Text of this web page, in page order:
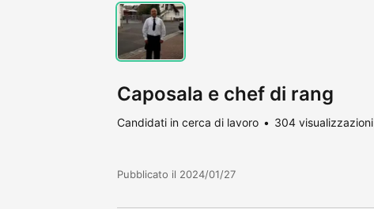
Caposala e chef di rang
Candidati in cerca di lavoro 304 visualizzazioni
Pubblicato il 2024/01/27